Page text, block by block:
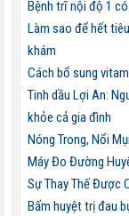
Bệnh trĩ nội độ 1
Làm sao để hết
khám
Cách bổ sung
Tinh dầu Lợi An:
khỏe cả gia đình
Nóng Trong, Nổi
Máy Đo Đường
Sự Thay Thế Được
Bấm huyệt trị đau